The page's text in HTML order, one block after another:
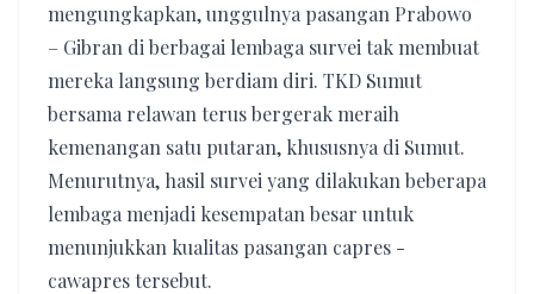
mengungkapkan, unggulnya pasangan Prabowo
– Gibran di berbagai lembaga survei tak membuat
mereka langsung berdiam diri. TKD Sumut
bersama relawan terus bergerak meraih
kemenangan satu putaran, khususnya di Sumut.
Menurutnya, hasil survei yang dilakukan beberapa
lembaga menjadi kesempatan besar untuk
menunjukkan kualitas pasangan capres -
cawapres tersebut.